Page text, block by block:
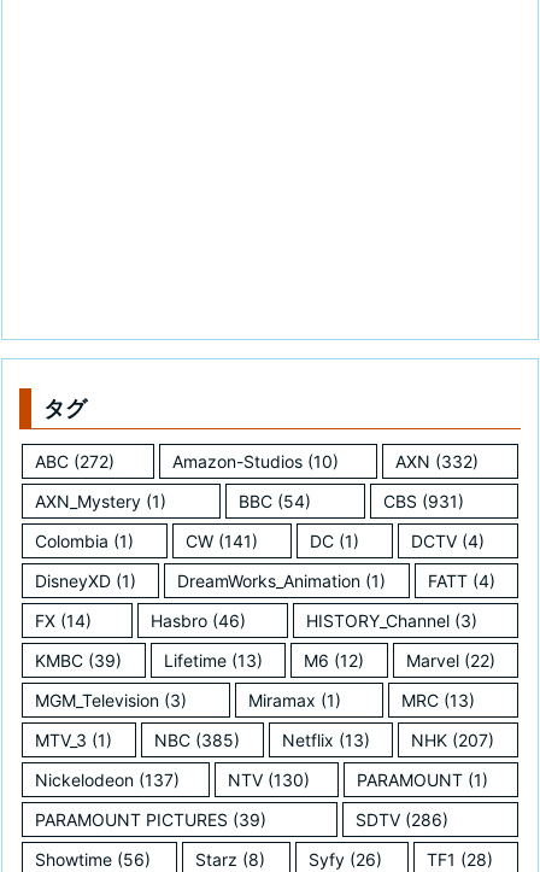
タグ
ABC (272) Amazon-Studios(10) AXN (332)
AXN_Mystery (1) BBC (54) CBS (931)
Colombia (1) CW (141) DC (1) DCTV (4)
DisneyXD (1) DreamWorks_Animation (1) FATT(4)
FX (14) Hasbro (46) HISTORY_Channel(3)
KMBC (39) Lifetime(13) M6 (12) Marvel(22)
MGM_Television (3) Miramax (1) MRC (13)
MTV_3 (1) NBC(385) Netflix (13) NHK (207)
Nickelodeon (137) NTV(130) PARAMOUNT (1)
PARAMOUNT PICTURES (39) SDTV(286)
Showtime (56) Starz (8) Syfy (26) TF1 (28)